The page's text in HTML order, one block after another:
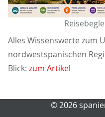
Alles Wissenswerte zum
nordwestspanischen
Blick: zum Artikel
© 2026